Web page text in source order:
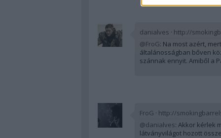
danialves · http://
@FroG: Na most azért,
általánosságban bőven
szánnak ennyit. Amiből a
FroG · http://
@danialves: Akkor kérlek
látványvilágot hozott